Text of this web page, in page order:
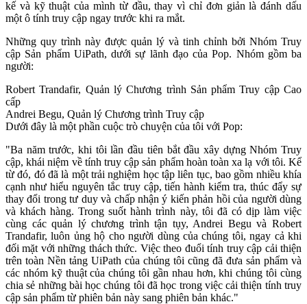
kế và kỹ thuật của mình từ đầu, thay vì chỉ đơn giản là đánh dấu
một ô tính truy cập ngay trước khi ra mắt.
Những quy trình này được quản lý và tinh chỉnh bởi Nhóm Truy
cập Sản phẩm UiPath, dưới sự lãnh đạo của Pop. Nhóm gồm ba
người:
Robert Trandafir, Quản lý Chương trình Sản phẩm Truy cập Cao
cấp
Andrei Begu, Quản lý Chương trình Truy cập
Dưới đây là một phần cuộc trò chuyện của tôi với Pop:
"Ba năm trước, khi tôi lần đầu tiên bắt đầu xây dựng Nhóm Truy
cập, khái niệm về tính truy cập sản phẩm hoàn toàn xa lạ với tôi. Kể
từ đó, đó đã là một trải nghiệm học tập liên tục, bao gồm nhiều khía
cạnh như hiểu nguyên tắc truy cập, tiến hành kiểm tra, thúc đẩy sự
thay đổi trong tư duy và chấp nhận ý kiến phản hồi của người dùng
và khách hàng. Trong suốt hành trình này, tôi đã có dịp làm việc
cùng các quản lý chương trình tận tụy, Andrei Begu và Robert
Trandafir, luôn ủng hộ cho người dùng của chúng tôi, ngay cả khi
đối mặt với những thách thức. Việc theo đuổi tính truy cập cải thiện
trên toàn Nền tảng UiPath của chúng tôi cũng đã đưa sản phẩm và
các nhóm kỹ thuật của chúng tôi gần nhau hơn, khi chúng tôi cùng
chia sẻ những bài học chúng tôi đã học trong việc cải thiện tính truy
cập sản phẩm từ phiên bản này sang phiên bản khác."